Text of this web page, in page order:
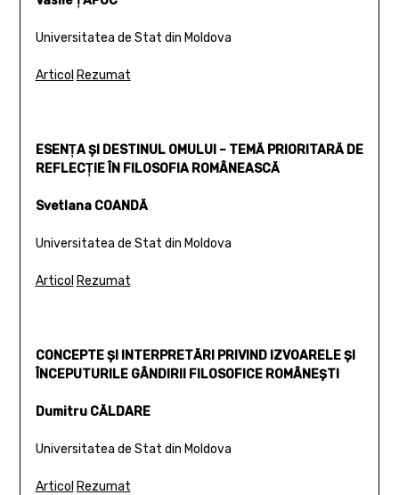
Universitatea de Stat din Moldova
Articol Rezumat
ESENŢA ŞI DESTINUL OMULUI – TEMĂ PRIORITARĂ DE
REFLECŢIE ÎN FILOSOFIA ROMÂNEASCĂ
Svetlana COANDĂ
Universitatea de Stat din Moldova
Articol Rezumat
CONCEPTE ŞI INTERPRETĂRI PRIVIND IZVOARELE ŞI
ÎNCEPUTURILE GÂNDIRII FILOSOFICE ROMÂNEŞTI
Dumitru CĂLDARE
Universitatea de Stat din Moldova
Articol Rezumat